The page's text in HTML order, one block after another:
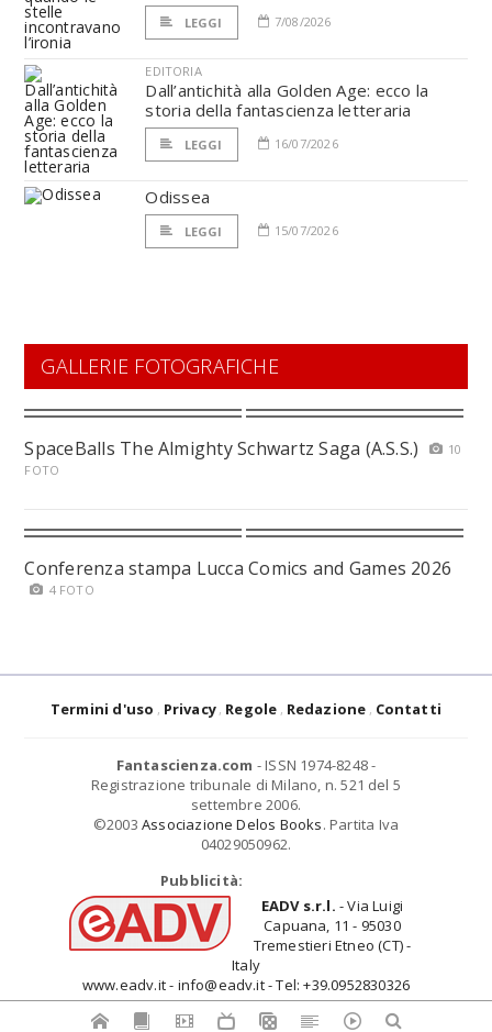
LEGGI 7/08/2026
EDITORIA
Dall’antichità alla Golden Age: ecco la
storia della fantascienza letteraria
LEGGI 16/07/2026
Odissea
LEGGI 15/07/2026
GALLERIE FOTOGRAFICHE
SpaceBalls The Almighty Schwartz Saga (A.S.S.)
10
FOTO
Conferenza stampa Lucca Comics and Games 2026
4 FOTO
Termini d'uso Privacy Regole Redazione Contatti
Fantascienza.com - ISSN 1974-8248 -
Registrazione tribunale di Milano, n. 521 del 5
settembre 2006.
©2003 Associazione Delos Books. Partita Iva
04029050962.
Pubblicità:
EADV s.r.l. - Via Luigi
Capuana, 11 - 95030
Tremestieri Etneo (CT) -
Italy
www.eadv.it - info@eadv.it - Tel: +39.0952830326